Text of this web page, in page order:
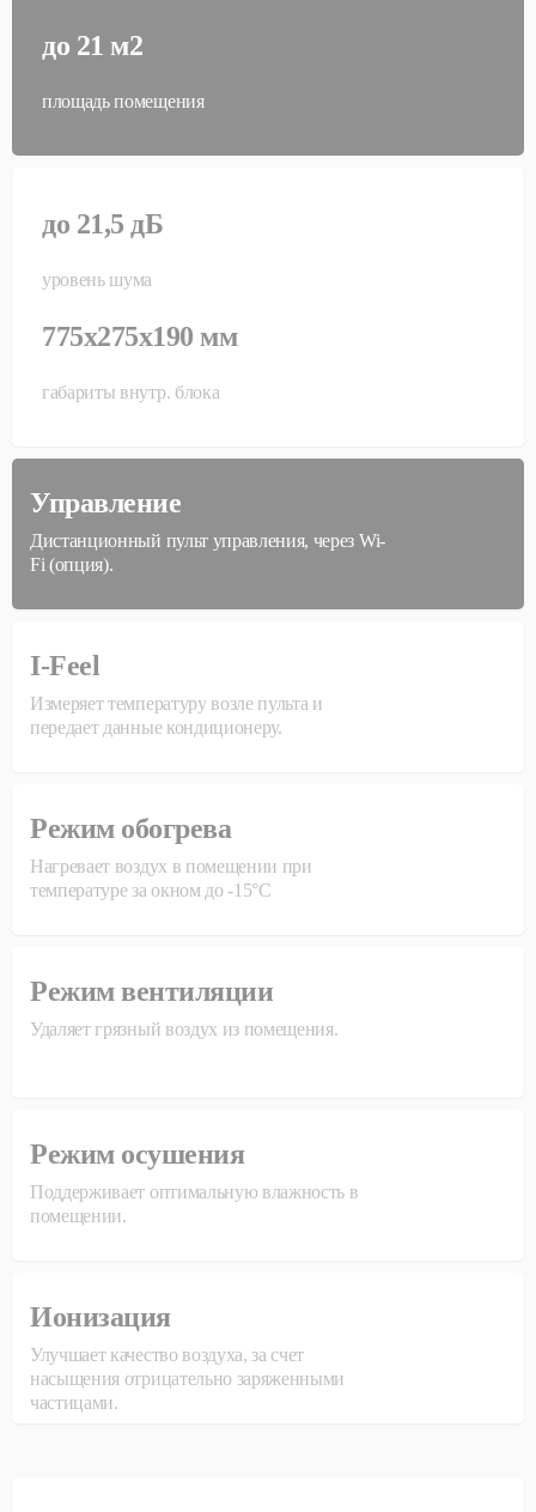
до 21 м2
площадь помещения
до 21,5 дБ
уровень шума
775x275x190 мм
габариты внутр. блока
Управление
Дистанционный пульт управления, через Wi-
Fi (опция).
I-Feel
Измеряет температуру возле пульта и
передает данные кондиционеру.
Режим обогрева
Нагревает воздух в помещении при
температуре за окном до -15°С
Режим вентиляции
Удаляет грязный воздух из помещения.
Режим осушения
Поддерживает оптимальную влажность в
помещении.
Ионизация
Улучшает качество воздуха, за счет
насыщения отрицательно заряженными
частицами.